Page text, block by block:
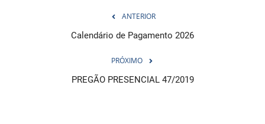
ANTERIOR
Calendário de Pagamento 2026
PRÓXIMO
PREGÃO PRESENCIAL 47/2019